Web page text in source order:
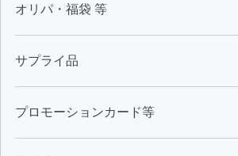
オリパ・福袋 等
サプライ品
プロモーションカード等